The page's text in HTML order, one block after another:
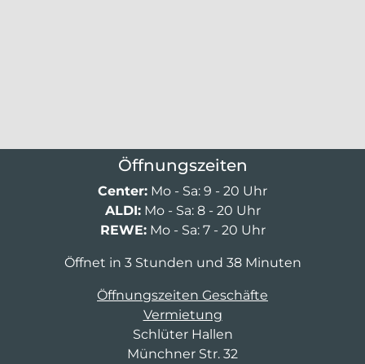
Öffnungszeiten
Center: Mo - Sa: 9 - 20 Uhr
ALDI:Mo - Sa: 8 - 20 Uhr
REWE:Mo - Sa: 7 - 20 Uhr
Öffnet in 3 Stunden und 38 Minuten
Öffnungszeiten Geschäfte
Vermietung
Schlüter Hallen
Münchner Str. 32